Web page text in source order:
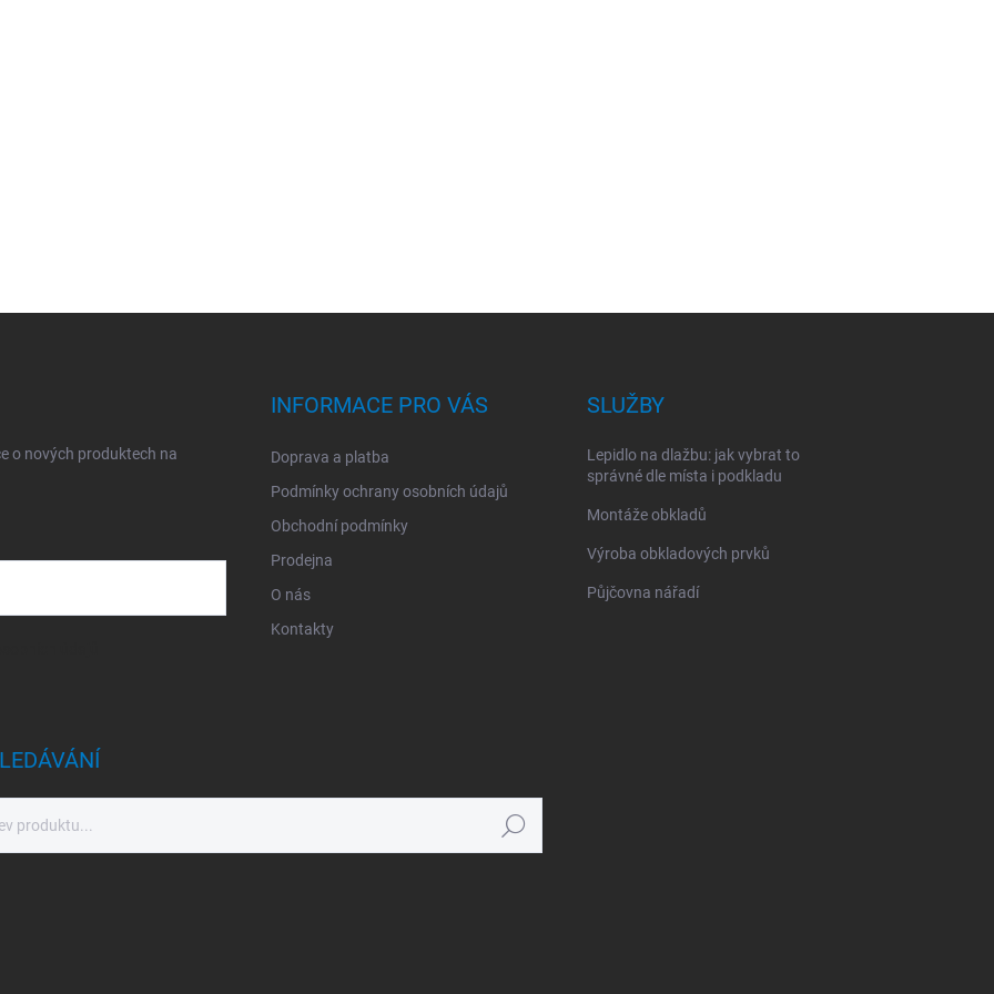
o nových produktech na
INFORMACE PRO VÁS
Doprava a platba
Podmínky ochrany osobních údajů
Obchodní podmínky
Prodejna
O nás
Kontakty
SLUŽBY
Lepidlo na dlažbu: jak vybrat to
správné dle místa i podkladu
Montáže obkladů
Výroba obkladových prvků
Půjčovna nářadí
Hledat